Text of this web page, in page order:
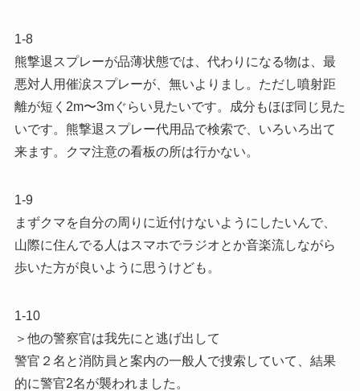
1-8
熊撃退スプレーが品薄状態では、代わりになる物は、最
悪対人用催涙スプレーが、無いよりまし。ただし噴射距
離が短く2m〜3mぐらい見たいです。成分もほぼ同じ見た
いです。熊撃退スプレー代用品で検索で、いろいろ出て
来ます。クマ注意の看板の所は行かない。
1-9
まずクマを自分の周りに近付けないようにしたいんで、
山際に住んでる人はスマホでラジオとか音楽流しながら
歩いた方が良いように思うけども。
1-10
＞他の警察官は我先にと逃げ出して
警官２名と消防員と案内の一般人で捜索していて、結果
的に警官2名が襲われました。